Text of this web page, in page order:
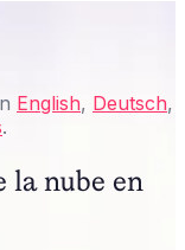
English, Deutsch,
.
la nube en